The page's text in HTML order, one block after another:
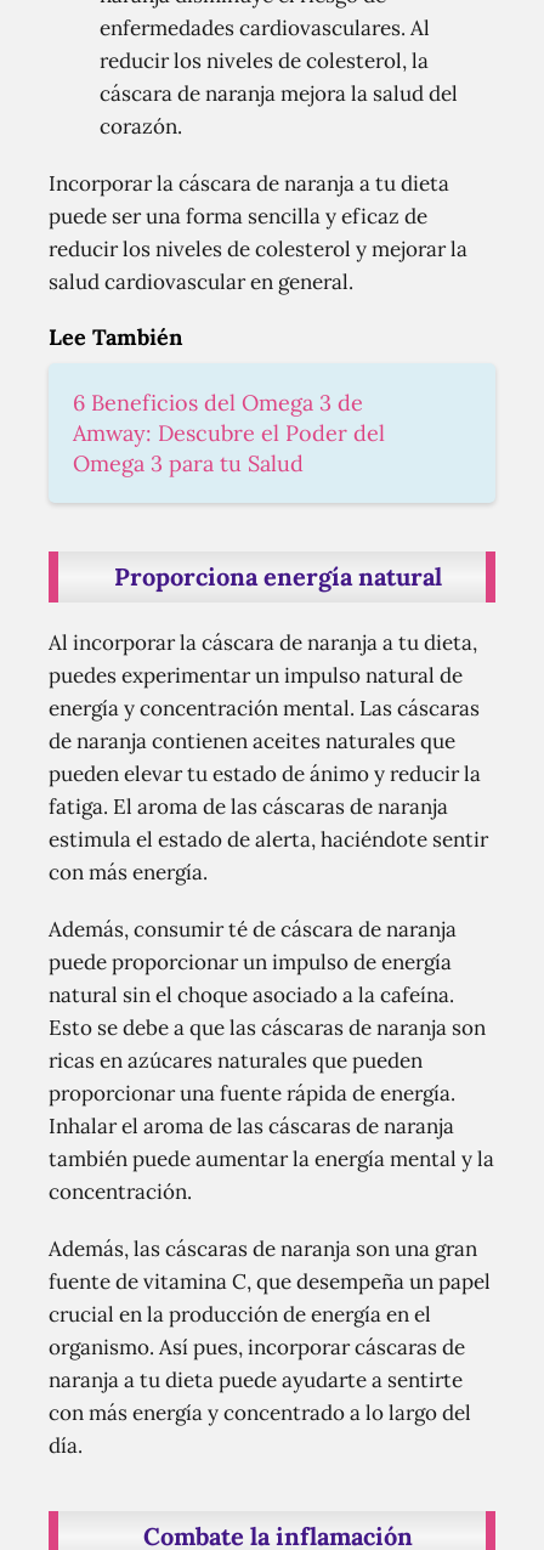
enfermedades cardiovasculares. Al
reducir los niveles de colesterol, la
cáscara de naranja mejora la salud del
corazón.
Incorporar la cáscara de naranja a tu dieta
puede ser una forma sencilla y eficaz de
reducir los niveles de colesterol y mejorar la
salud cardiovascular en general.
Lee También
6 Beneficios del Omega 3 de
Amway: Descubre el Poder del
Omega 3 para tu Salud
Proporciona energía natural
Al incorporar la cáscara de naranja a tu dieta,
puedes experimentar un impulso natural de
energía y concentración mental. Las cáscaras
de naranja contienen aceites naturales que
pueden elevar tu estado de ánimo y reducir la
fatiga. El aroma de las cáscaras de naranja
estimula el estado de alerta, haciéndote sentir
con más energía.
Además, consumir té de cáscara de naranja
puede proporcionar un impulso de energía
natural sin el choque asociado a la cafeína.
Esto se debe a que las cáscaras de naranja son
ricas en azúcares naturales que pueden
proporcionar una fuente rápida de energía.
Inhalar el aroma de las cáscaras de naranja
también puede aumentar la energía mental y la
concentración.
Además, las cáscaras de naranja son una gran
fuente de vitamina C, que desempeña un papel
crucial en la producción de energía en el
organismo. Así pues, incorporar cáscaras de
naranja a tu dieta puede ayudarte a sentirte
con más energía y concentrado a lo largo del
día.
Combate la inflamación